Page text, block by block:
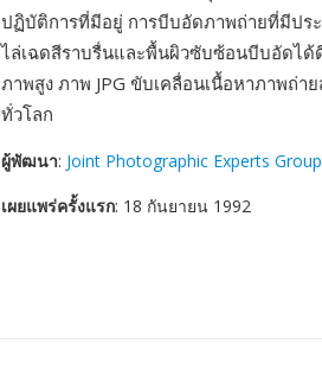
ปฏิบัติการที่มีอยู่ การบีบอัดภาพถ่ายที่มีปร
ไล่เฉดสีราบรื่นและพื้นผิวซับซ้อนบีบอัดไ
ภาพสูง ภาพ JPG ขับเคลื่อนเนื้อหาภาพถ่า
ทั่วโลก
ผู้พัฒนา: Joint Photographic Experts Group
เผยแพร่ครั้งแรก: 18 กันยายน 1992